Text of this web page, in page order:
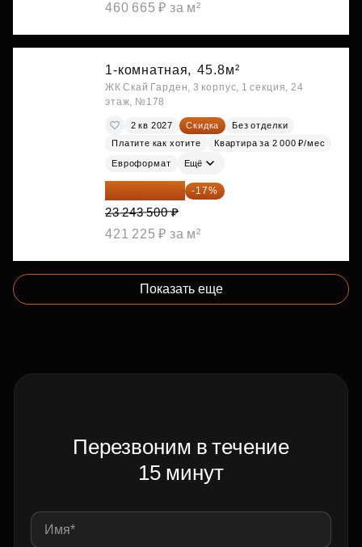
460 665 ₽ за м²
1-комнатная, 45.8м²
ЖК Скай Гарден, 3 корпус, 1 секция, 24
этаж, №178
2 кв 2027 Скидка
Без отделки
Платите как хотите
Квартира за 2 000 ₽/мес
Евроформат Ещё
19 292 105 ₽ -17%
23 243 500 ₽
421 225 ₽ за м²
Показать еще
Перезвоним в течение
15 минут